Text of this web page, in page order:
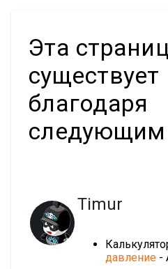
Эта
существует
благодаря
следующим
Timur
давление -